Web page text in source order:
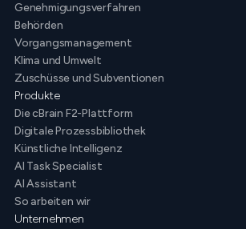
Genehmigungsverfahren
Behörden
Vorgangsmanagement
Klima und Umwelt
Zuschüsse und Subventionen
Produkte
Die cBrain F2-Plattform
Digitale Prozessbibliothek
Künstliche Intelligenz
AI Task Specialist
AI Assistant
So arbeiten wir
Unternehmen